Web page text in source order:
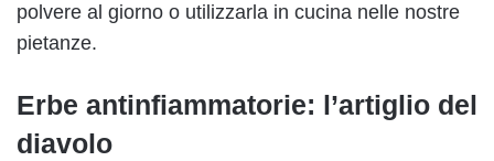
polvere al giorno o utilizzarla in cucina nelle nostre
pietanze.
Erbe antinfiammatorie: l’artiglio del
diavolo